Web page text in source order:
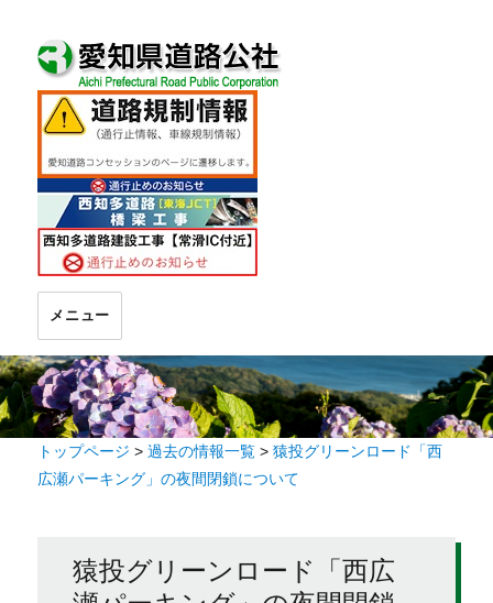
メニュー
トップページ >過去の情報一覧 >猿投グリーンロード「西
広瀬パーキング」の夜間閉鎖について
猿投グリーンロード「西広